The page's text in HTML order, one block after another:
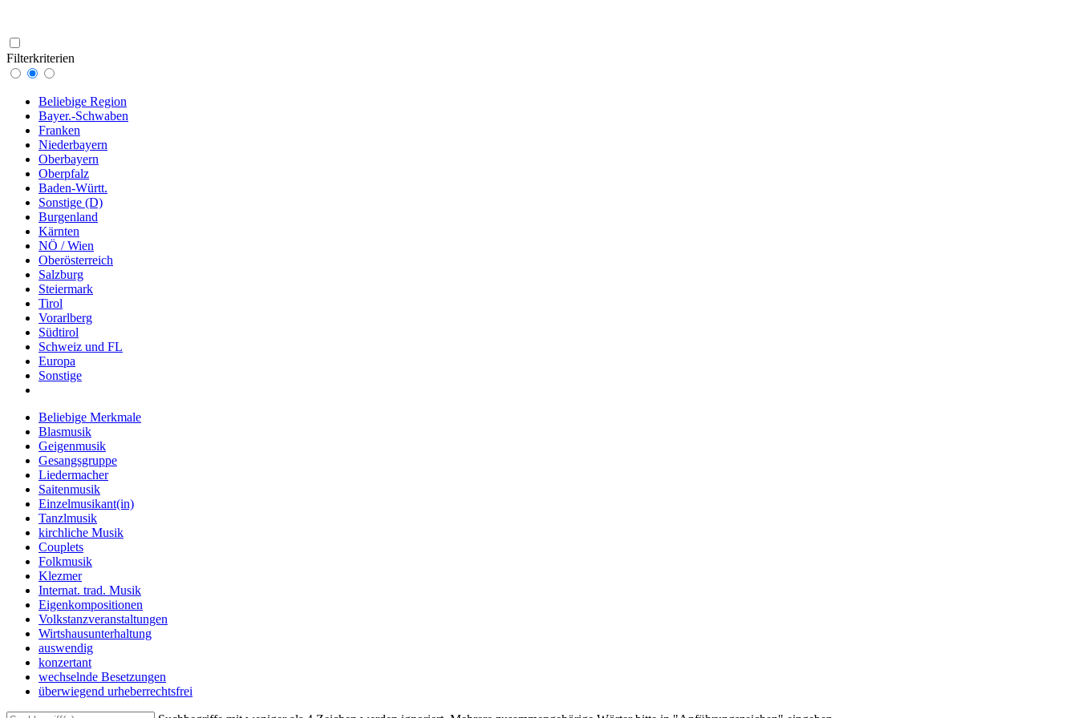
Filterkriterien
Beliebige Region
Bayer.-Schwaben
Franken
Niederbayern
Oberbayern
Oberpfalz
Baden-Württ.
Sonstige (D)
Burgenland
Kärnten
NÖ / Wien
Oberösterreich
Salzburg
Steiermark
Tirol
Vorarlberg
Südtirol
Schweiz und FL
Europa
Sonstige
Beliebige Merkmale
Blasmusik
Geigenmusik
Gesangsgruppe
Liedermacher
Saitenmusik
Einzelmusikant(in)
Tanzlmusik
kirchliche Musik
Couplets
Folkmusik
Klezmer
Internat. trad. Musik
Eigenkompositionen
Volkstanzveranstaltungen
Wirtshausunterhaltung
auswendig
konzertant
wechselnde Besetzungen
überwiegend urheberrechtsfrei